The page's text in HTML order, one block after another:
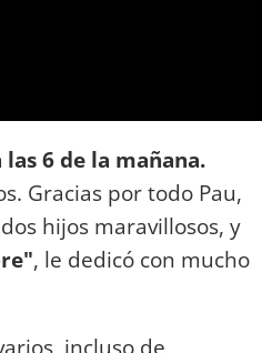
6 de la mañana.
Gracias por todo Pau,
hijos maravillosos, y
, le dedicó con mucho